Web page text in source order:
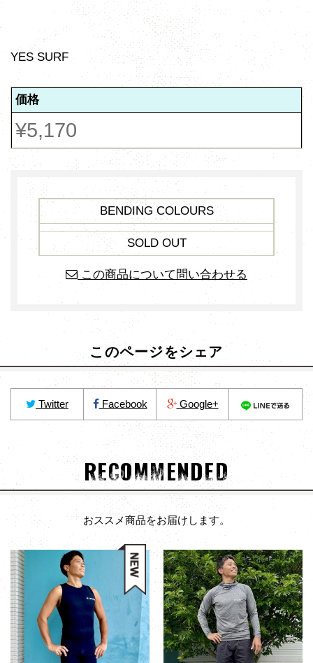
YES SURF
価格
¥5,170
BENDING COLOURS
SOLD OUT
この商品について問い合わせる
このページをシェア
Twitter Facebook Google+
RECOMMENDED
おススメ商品をお届けします。